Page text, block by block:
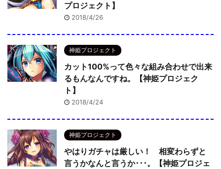
プロジェクト】
2018/4/26
神姫プロジェクト
カット100%って色々な組み合わせで出来
るもんなんですね。【神姫プロジェク
ト】
2018/4/24
神姫プロジェクト
やはりガチャは厳しい！ 相変わらずと
言うかなんと言うか･･･。【神姫プロジェ